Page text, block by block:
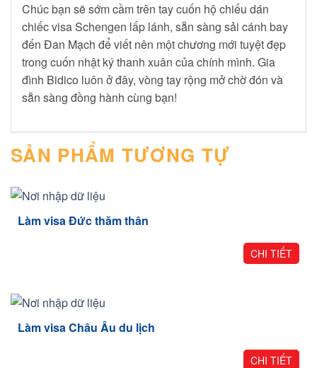
Chúc bạn sẽ sớm cầm trên tay cuốn hộ chiếu dán
chiếc visa Schengen lấp lánh, sẵn sàng sải cánh bay
đến Đan Mạch để viết nên một chương mới tuyệt đẹp
trong cuốn nhật ký thanh xuân của chính mình. Gia
đình Bidico luôn ở đây, vòng tay rộng mở chờ đón và
sẵn sàng đồng hành cùng bạn!
SẢN PHẨM TƯƠNG TỰ
Làm visa Đức thăm thân
CHI TIẾT
Làm visa Châu Âu du lịch
CHI TIẾT